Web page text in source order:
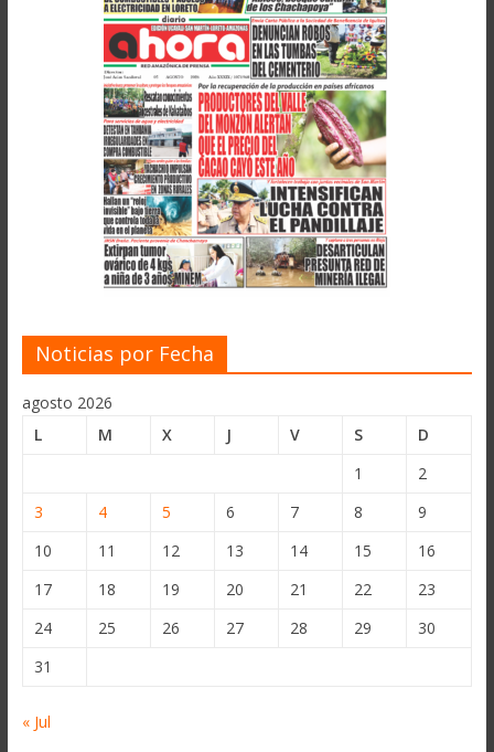
Noticias por Fecha
agosto 2026
L
M X J V S
D
1
2
3
4 5 6 7 8
9
10
11 12 13 14 15
16
17
18 19 20 21 22
23
24
25 26 27 28 29
30
31
« Jul